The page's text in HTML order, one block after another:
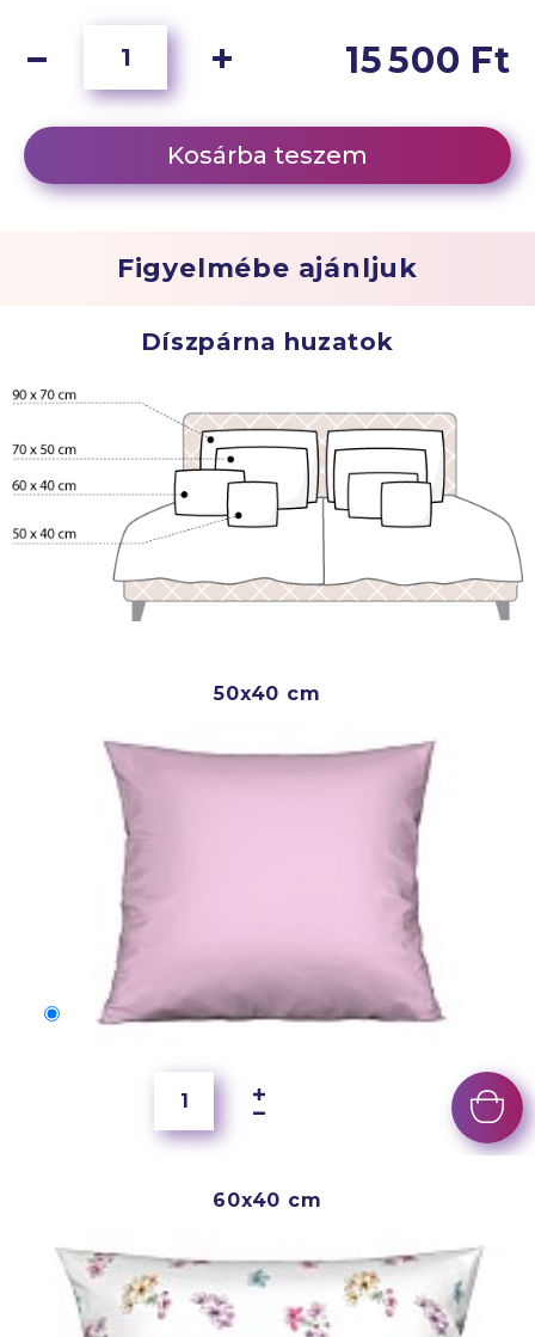
15 500 Ft
Kosárba teszem
Figyelmébe ajánljuk
Díszpárna huzatok
50x40 cm
50x40 cm
60x40 cm